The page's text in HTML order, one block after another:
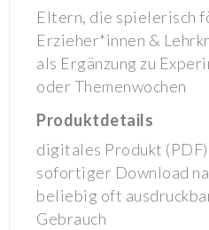
Eltern, die spielerisch
Erzieher*innen &
als Ergänzung zu
oder Themenwochen
Produktdetails
digitales Produkt (PDF)
sofortiger Download
beliebig oft
Gebrauch